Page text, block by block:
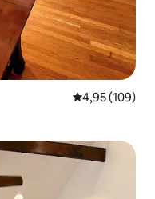
4,95 av 5 i
4,95 (109)